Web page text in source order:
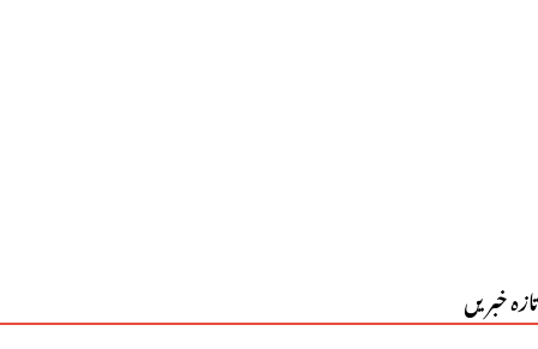
سی
تازہ خبریں